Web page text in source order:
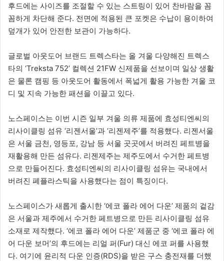
후드에는 사이즈를 조절할 수 있는 스트링이 있어 찬바람을 꼼
꼼하게 차단해 준다. 전면에 적용된 큰 포켓은 수납이 용이하여
덮개가 있어 안전한 보관이 가능하다.
글로벌 아웃도어 브랜드 트렉스타는 올 겨울 다양해진 트렉스
타의 ‘Treksta 752’ 컬렉션 21FW 신제품을 선보이며 일상 생활
은 물론 캠핑 등 아웃도어 활동에서 폭넓게 활용 가능한 겨울 코
디 및 지속 가능한 패션을 이끌고 있다.
노스페이스는 이번 시즌 일부 겨울 의류 제품에 효성티엔씨의
리사이클링 섬유 ‘리젠서울’과 ‘리젠제주’를 적용했다. 리젠서울
은 서울 금천, 영등포, 강남 등 서울 곳곳에서 버려진 페트병을
재활용해 만든 섬유다. 리젠제주는 제주도에서 수거한 페트병
으로 만들어진다. 효성티엔씨의 리사이클링 섬유는 국내에서
버려진 폐플라스틱을 사용했다는 점이 특징이다.
노스페이스가 새롭게 출시한 ‘에코 폴라 에어 다운’ 제품의 겉감
은 서울과 제주에서 수거한 페트병으로 만든 리사이클링 섬유
소재로 제작했다. ‘에코 폴라 에어 다운’ 제품군 중 ‘에코 폴라 에
어 다운 보머’의 후드에는 리얼 퍼(Fur) 대신 에코 퍼를 사용했
다. 여기에 윤리적 다운 인증(RDS)을 받은 구스 충전재를 더했